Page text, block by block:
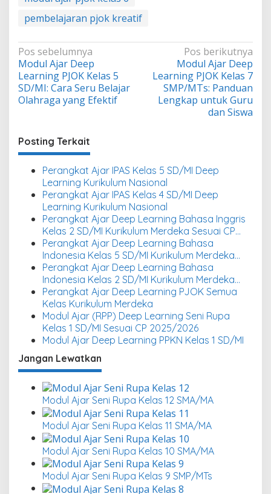
pembelajaran pjok kreatif
Navigasi
pos
Pos sebelumnya
Modul Ajar Deep
Learning PJOK Kelas 5
SD/MI: Cara Seru Belajar
Olahraga yang Efektif
Pos berikutnya
Modul Ajar Deep
Learning PJOK Kelas 7
SMP/MTs: Panduan
Lengkap untuk Guru
dan Siswa
Posting Terkait
Perangkat Ajar IPAS Kelas 5 SD/MI Deep
Learning Kurikulum Nasional
Perangkat Ajar IPAS Kelas 4 SD/MI Deep
Learning Kurikulum Nasional
Perangkat Ajar Deep Learning Bahasa Inggris
Kelas 2 SD/MI Kurikulum Merdeka Sesuai CP
2025/2026
Perangkat Ajar Deep Learning Bahasa
Indonesia Kelas 5 SD/MI Kurikulum Merdeka
Sesuai CP 2025/2026
Perangkat Ajar Deep Learning Bahasa
Indonesia Kelas 2 SD/MI Kurikulum Merdeka
Sesuai CP 2025/2026
Perangkat Ajar Deep Learning PJOK Semua
Kelas Kurikulum Merdeka
Modul Ajar (RPP) Deep Learning Seni Rupa
Kelas 1 SD/MI Sesuai CP 2025/2026
Modul Ajar Deep Learning PPKN Kelas 1 SD/MI
Jangan Lewatkan
Modul Ajar Seni Rupa Kelas 12 SMA/MA
Modul Ajar Seni Rupa Kelas 11 SMA/MA
Modul Ajar Seni Rupa Kelas 10 SMA/MA
Modul Ajar Seni Rupa Kelas 9 SMP/MTs